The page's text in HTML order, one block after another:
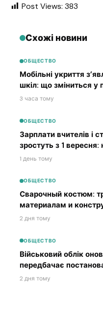
Post Views: 383
Схожі новини
ОБЩЕСТВО
Мобільні укриття
шкіл: що зміниться у
3 часа тому
ОБЩЕСТВО
Зарплати вчителів і
зростуть з 1 вересня:
1 день тому
ОБЩЕСТВО
Сварочный костюм:
материалам и
2 дня тому
ОБЩЕСТВО
Військовий облік
передбачає
2 дня тому